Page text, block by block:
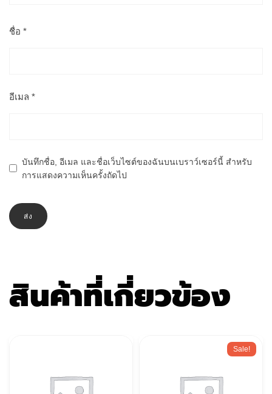
ชื่อ *
อีเมล *
บันทึกชื่อ, อีเมล และชื่อเว็บไซต์ของฉันบนเบราว์เซอร์นี้ สำหรับ
การแสดงความเห็นครั้งถัดไป
สินค้าที่เกี่ยวข้อง
Sale!